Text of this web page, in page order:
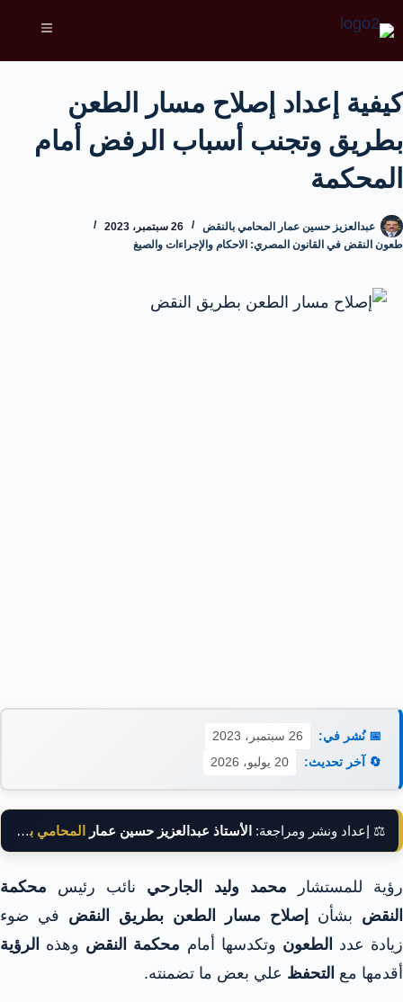
كيفية إعداد إصلاح مسار الطعن
بطريق وتجنب أسباب الرفض أمام
المحكمة
عبدالعزيز حسين عمار المحامي بالنقض
26 سبتمبر، 2023
طعون النقض في القانون المصري: الاحكام والإجراءات والصيغ
📅 نُشر في:
26 سبتمبر، 2023
🔄 آخر تحديث:
20 يوليو، 2026
⚖️ إعداد ونشر ومراجعة: الأستاذ عبدالعزيز حسين عمار المحامي بالنقض
رؤية للمستشار محمد وليد الجارحي نائب رئيس محكمة
النقض بشأن إصلاح مسار الطعن بطريق النقض في ضوء
زيادة عدد
الطعون وتكدسها أمام محكمة النقض وهذه
الرؤية
أقدمها مع التحفظ علي بعض ما تضمنته.